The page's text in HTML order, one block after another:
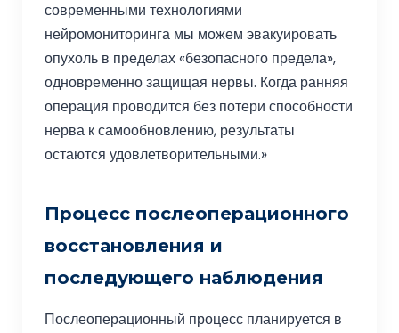
современными технологиями
нейромониторинга мы можем эвакуировать
опухоль в пределах «безопасного предела»,
одновременно защищая нервы. Когда ранняя
операция проводится без потери способности
нерва к самообновлению, результаты
остаются удовлетворительными.»
Процесс послеоперационного
восстановления и
последующего наблюдения
Послеоперационный процесс планируется в